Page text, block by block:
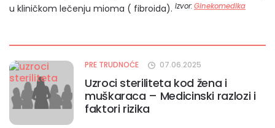
u kliničkom lečenju mioma ( fibroida). Izvor:Ginekomedika
PRE TRUDNOĆE 07.06.2025
Uzroci steriliteta kod žena i
muškaraca – Medicinski razlozi i
faktori rizika